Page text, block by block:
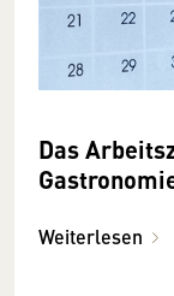
Das
Weiterlesen